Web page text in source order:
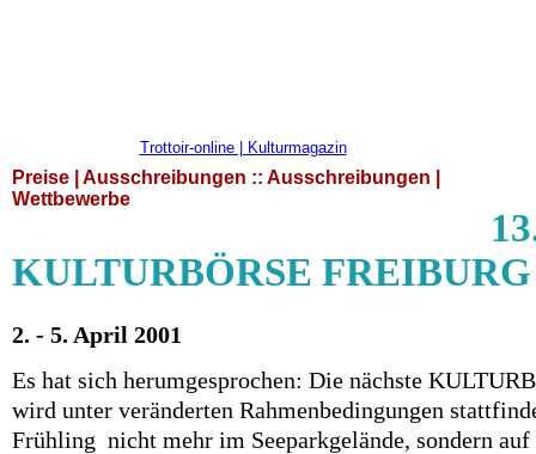
Trottoir-online | Kulturmagazin
Preise | Ausschreibungen :: Ausschreibungen |
Wettbewerbe
KULTURBÖRSE FREIBURG
2. - 5. April 2001
Es hat sich herumgesprochen: Die nächste
wird unter veränderten Rahmenbedingungen
Frühling nicht mehr im Seeparkgelände, sondern auf